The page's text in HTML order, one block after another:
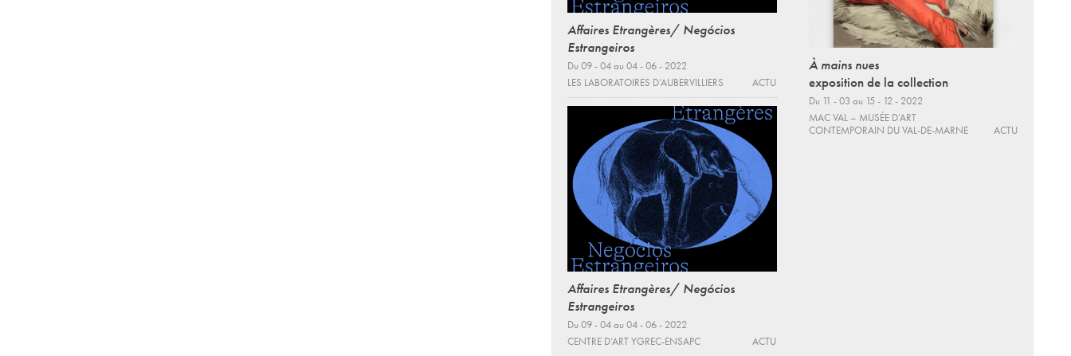
Affaires Etrangères/ Negócios
Estrangeiros
Du 09 - 04 au 04 - 06 - 2022
LES LABORATOIRES D’AUBERVILLIERS
ACTU
Affaires Etrangères/ Negócios
Estrangeiros
Du 09 - 04 au 04 - 06 - 2022
CENTRE D’ART YGREC-ENSAPC
ACTU
À mains nues
exposition de la collection
Du 11 - 03 au 15 - 12 - 2022
MAC VAL – MUSÉE D’ART
CONTEMPORAIN DU VAL-DE-MARNE
ACTU